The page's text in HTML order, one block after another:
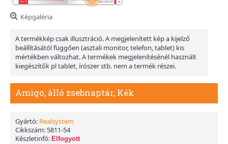
Képgaléria
A termékkép csak illusztráció. A megjelenített kép a kijelző
beállításától függően (asztali monitor, telefon, tablet) kis
mértékben változhat. A termékek megjelenítésénél használt
kiegészítők pl tablet, írószer stb. nem a termék részei.
Amigo, álló zsebnaptár, Kék
Gyártó: Realsystem
Cikkszám: 5811-54
Készletinfó: Elfogyott